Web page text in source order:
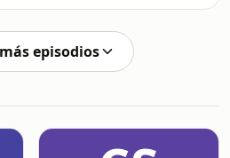
episodios